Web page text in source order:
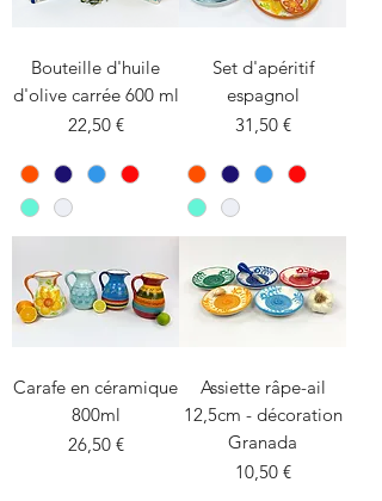
Bouteille d'huile
d'olive carrée 600 ml
Prix
22,50 €
Set d'apéritif
espagnol
Prix
31,50 €
Carafe en céramique
800ml
Prix
26,50 €
Assiette râpe-ail
12,5cm - décoration
Granada
Prix
10,50 €